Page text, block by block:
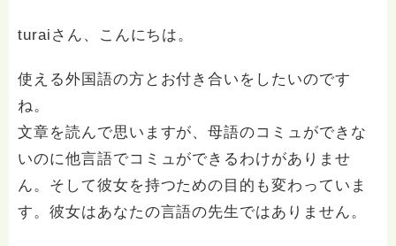
turaiさん、こんにちは。
使える外国語の方とお付き合いをしたいのです
ね。
文章を読んで思いますが、母語のコミュができな
いのに他言語でコミュができるわけがありませ
ん。そして彼女を持つための目的も変わっていま
す。彼女はあなたの言語の先生ではありません。